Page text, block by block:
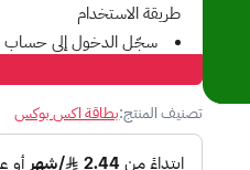
طريقة الاستخدام
سجّل الدخول إلى حساب Microsoft أو Xbox الخاص بك.
أدخل كود البطاقة المكوّن من
اتبع التعليمات حتى تتم
تصنيف المنتج:بطاقة اكس بوكس